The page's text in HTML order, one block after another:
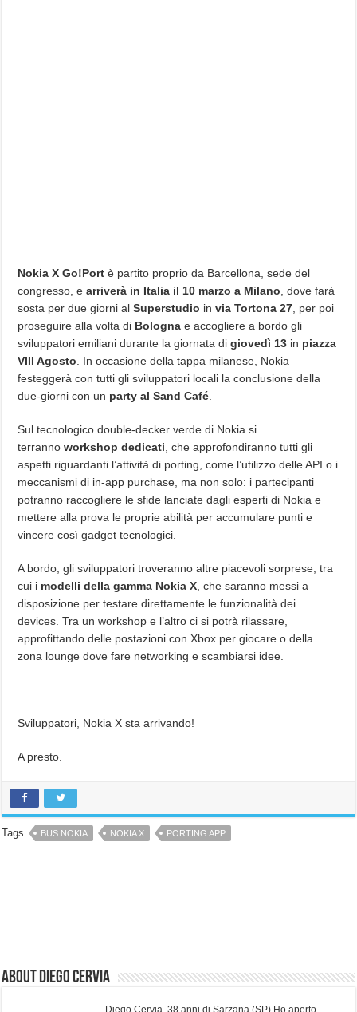
Nokia X Go!Port è partito proprio da Barcellona, sede del
congresso, earriverà in Italia il 10 marzo a Milano , dove farà
sosta per due giorni al Superstudio in via Tortona 27 , per poi
proseguire alla volta di Bologna e accogliere a bordo gli
sviluppatori emiliani durante la giornata digiovedì 13 in piazza
VIII Agosto . In occasione della tappa milanese, Nokia
festeggerà con tutti gli sviluppatori locali la conclusione della
due-giorni con un party al Sand Café
Sul tecnologico double-decker verde di Nokia si
terrannoworkshop dedicati , che approfondiranno tutti gli
aspetti riguardanti l’attività di porting, come l’utilizzo delle API o i
meccanismi di in-app purchase, ma non solo: i partecipanti
potranno raccogliere le sfide lanciate dagli esperti di Nokia e
mettere alla prova le proprie abilità per accumulare punti e
vincere così gadget tecnologici.
A bordo, gli sviluppatori troveranno altre piacevoli sorprese, tra
cui i modelli della gamma Nokia X , che saranno messi a
disposizione per testare direttamente le funzionalità dei
devices. Tra un workshop e l’altro ci si potrà rilassare,
approfittando delle postazioni con Xbox per giocare o della
zona lounge dove fare networking e scambiarsi idee.
Sviluppatori, Nokia X sta arrivando!
A presto.
Tags BUS NOKIA NOKIA X PORTING APP
About Diego Cervia
Diego Cervia, 38 anni di Sarzana (SP) Ho aperto